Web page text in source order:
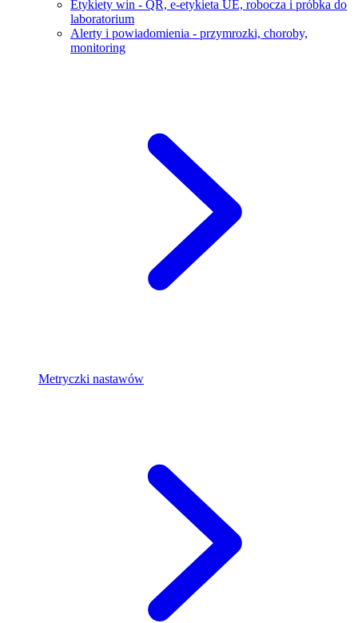
Etykiety win - QR, e-etykieta UE, robocza i próbka do
laboratorium
Alerty i powiadomienia - przymrozki, choroby,
monitoring
Metryczki nastawów